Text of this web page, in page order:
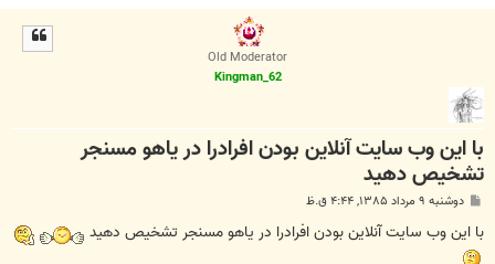
Old Moderator
Kingman_62
با اين وب سايت آنلاين بودن افرادرا در ياهو مسنجر
تشخيص دهيد
ت
دوشنبه ۹ مرداد ۱۳۸۵, ۴:۴۴ ق.ظ
با اين وب سايت آنلاين بودن افرادرا در ياهو مسنجر تشخيص دهيد